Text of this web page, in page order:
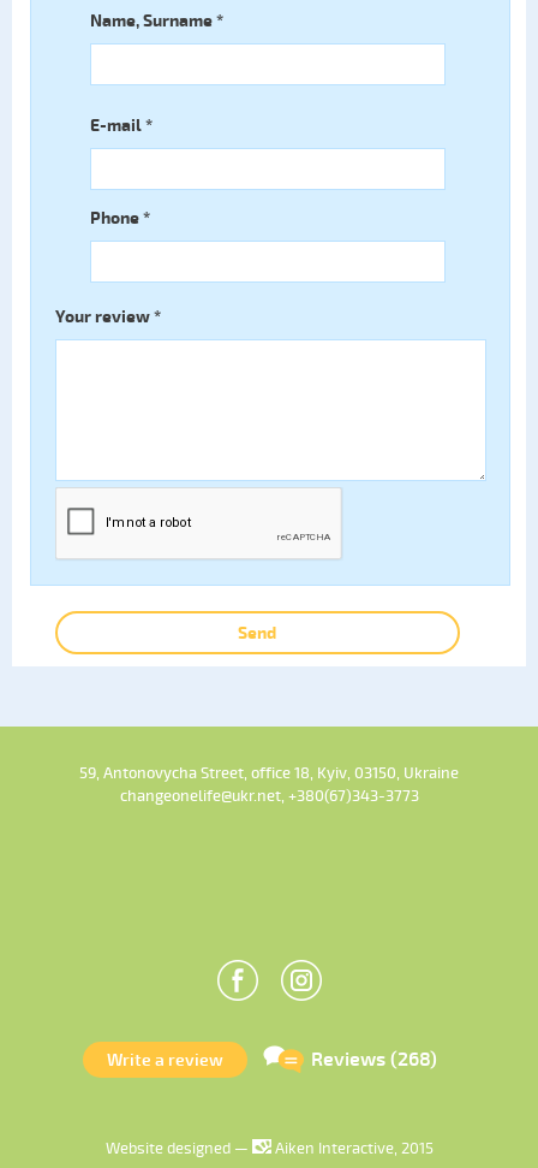
Name, Surname*
E-mail*
Phone*
Your review*
Send
59, Antonovycha Street, office 18, Kyiv, 03150, Ukraine
changeonelife@ukr.net, +380(67)343-3773
Write a review Reviews (268)
Website designed — Aiken Interactive, 2015